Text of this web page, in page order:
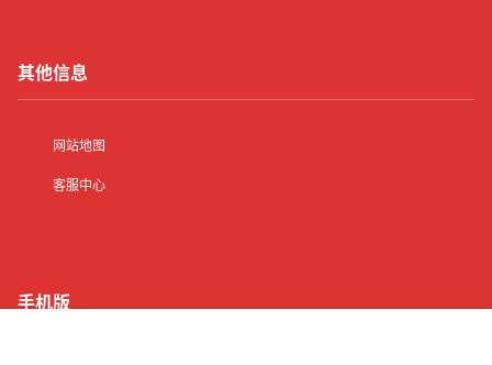
其他信息
网站地图
客服中心
手机版